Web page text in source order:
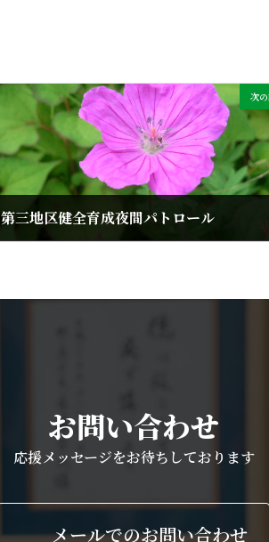
次
第三地区健全育成夜間パトロール
お問い合わせ
応援メッセージをお待ちしております
メールでのお問い合わせ